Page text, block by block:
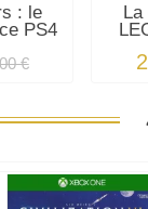
: le
PS4
€
La